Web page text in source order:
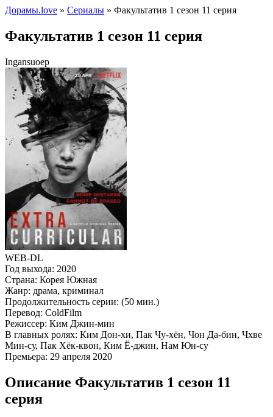
Дорамы.love » Сериалы » Факультатив 1 сезон 11 серия
Факультатив 1 сезон 11 серия
Ingansuoep
WEB-DL
Год выхода: 2020
Страна: Корея Южная
Жанр: драма, криминал
Продолжительность серии: (50 мин.)
Перевод: ColdFilm
Режиссер: Ким Джин-мин
В главных ролях: Ким Дон-хи, Пак Чу-хён, Чон Да-бин, Чхве
Мин-су, Пак Хёк-квон, Ким Ё-джин, Нам Юн-су
Премьера: 29 апреля 2020
Описание Факультатив 1 сезон 11
серия